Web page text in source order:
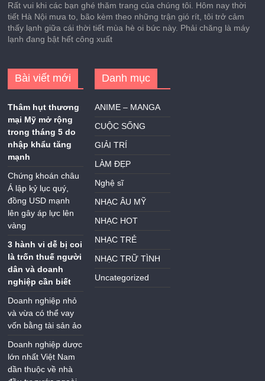
Rất vui khi các bạn ghé thăm trang của chúng tôi. Hôm nay thời
tiết Hà Nội mưa to, bão kèm theo những trận gió rít, tôi trở cảm
thấy lạnh giữa cái thời tiết mùa hè oi bức này. Phải chăng là máy
lạnh đang bật hết công xuất
Bài viết mới
Thâm hụt thương
mại Mỹ mở rộng
trong tháng 5 do
nhập khẩu tăng
mạnh
Chứng khoán châu
Á lập kỷ lục quý,
đồng USD mạnh
lên gây áp lực lên
vàng
3 hành vi dễ bị coi
là trốn thuế người
dân và doanh
nghiệp cần biết
Doanh nghiệp nhỏ
và vừa có thể vay
vốn bằng tài sản ảo
Doanh nghiệp dược
lớn nhất Việt Nam
dần thuộc về nhà
Danh mục
ANIME – MANGA
CUỘC SỐNG
GIẢI TRÍ
LÀM ĐẸP
Nghệ sĩ
NHẠC ÂU MỸ
NHẠC HOT
NHẠC TRẺ
NHẠC TRỮ TÌNH
Uncategorized